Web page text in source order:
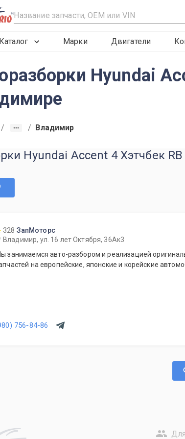
R
Каталог Марки Двигатели
Hyundai
/ / Владимир
Hyundai Accent 4 Хэтчбек
328 ЗапМоторс
Владимир, ул. 16 лет Октября, 36Ак3
занимаемся авто-разбором и реализацией
на европейские, японские и корейские
756-84-86